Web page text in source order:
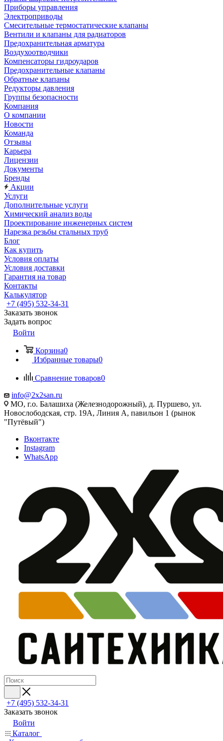
Приборы управления
Электроприводы
Смесительные термостатические клапаны
Вентили и клапаны для радиаторов
Предохранительная арматура
Воздухоотводчики
Компенсаторы гидроударов
Предохранительные клапаны
Обратные клапаны
Редукторы давления
Группы безопасности
Компания
О компании
Новости
Команда
Отзывы
Карьера
Лицензии
Документы
Бренды
Акции
Услуги
Дополнительные услуги
Химический анализ воды
Проектирование инженерных систем
Нарезка резьбы стальных труб
Блог
Как купить
Условия оплаты
Условия доставки
Гарантия на товар
Контакты
Калькулятор
+7 (495) 532‑34‑31
Заказать звонок
Задать вопрос
Войти
Корзина0
Избранные товары0
Сравнение товаров0
info@2x2san.ru
МО, г.о. Балашиха (Железнодорожный), д. Пуршево, ул.
Новослободская, стр. 19А, Линия А, павильон 1 (рынок
"Путёвый")
Вконтакте
Instagram
WhatsApp
+7 (495) 532‑34‑31
Заказать звонок
Войти
Каталог